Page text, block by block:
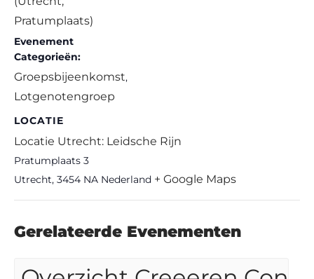
Pratumplaats)
Evenement
Categorieën:
Groepsbijeenkomst,
Lotgenotengroep
LOCATIE
Locatie Utrecht: Leidsche Rijn
Pratumplaats 3
Utrecht, 3454 NA Nederland + Google Maps
Gerelateerde Evenementen